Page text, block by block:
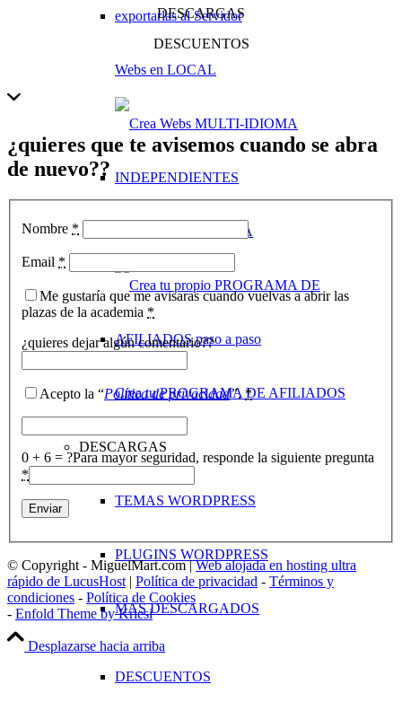
Webs en LOCAL
Webs MULTI-IDIOMA
Crea tu PROGRAMA DE AFILIADOS
DESCARGAS
TEMAS WORDPRESS
PLUGINS WORDPRESS
MÁS DESCARGADOS
DESCUENTOS
DESCARGAS
DESCUENTOS
¿quieres que te avisemos cuando se abra
de nuevo??
Nombre *
Email *
Me gustaría que me avisaras cuando vuelvas a abrir las
plazas de la academia *
¿quieres dejar algún comentario??
Acepto la “Política de privacidad”.*
0 + 6 = ?Para mayor seguridad, responde la siguiente pregunta
*
© Copyright - MiguelMart.com |Web alojada en hosting ultra
rápido de LucusHost | Política de privacidad - Términos y
condiciones - Política de Cookies
- Enfold Theme by Kriesi
Desplazarse hacia arriba